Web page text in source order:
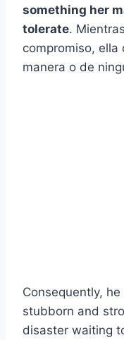
something her
tolerate.
compromiso, ella
manera o de
Consequently,
stubborn and
disaster waiting